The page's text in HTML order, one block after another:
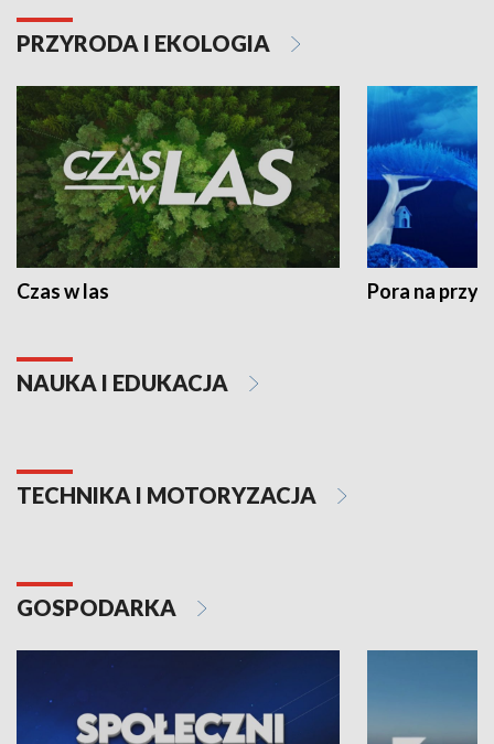
PRZYRODA I EKOLOGIA
Czas w las Pora na
NAUKA I EDUKACJA
TECHNIKA I MOTORYZACJA
GOSPODARKA